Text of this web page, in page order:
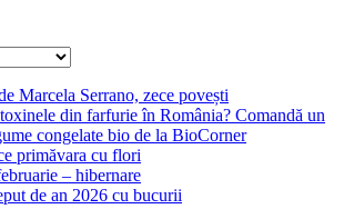
Marcela Serrano, zece povești
din farfurie în România? Comandă un
congelate bio de la BioCorner
primăvara cu flori
– hibernare
de an 2026 cu bucurii